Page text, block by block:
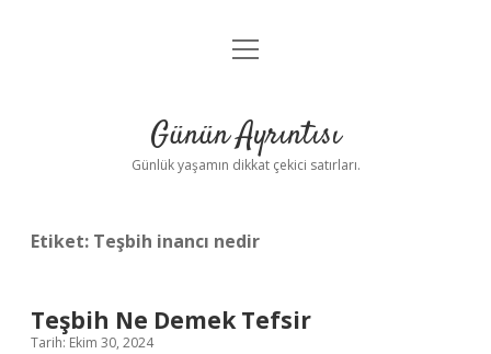
Anasayfa
Yasal Uyarı
menüyü
Günün Ayrıntısı
Günlük yaşamın dikkat çekici satırları.
Etiket: Teşbih inancı nedir
Teşbih Ne Demek Tefsir
Tarih: Ekim 30, 2024